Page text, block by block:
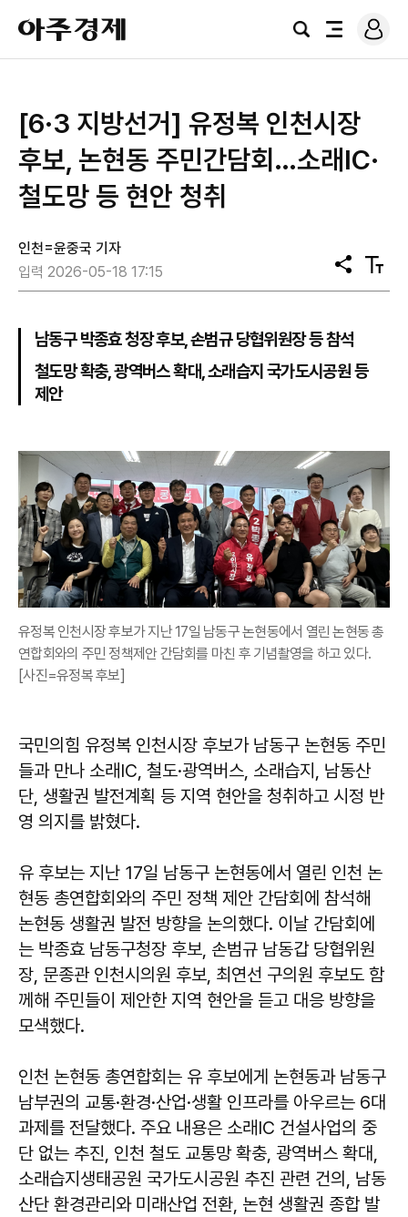
아
주
경
검
전
로
그
[6·3 지방선거] 유정복 인천시장
후보, 논현동 주민간담회…소래IC·
철도망 등 현안 청취
인천=윤중국 기자
입력 2026-05-18 17:15
공
유
텍
스
남동구 박종효 청장 후보, 손범규 당협위원장 등 참석
철도망 확충, 광역버스 확대, 소래습지 국가도시공원 등
제안
유정복 인천시장 후보가 지난 17일 남동구 논현동에서 열린 논현동 총
연합회와의 주민 정책제안 간담회를 마친 후 기념촬영을 하고 있다.
[사진=유정복 후보]
국민의힘 유정복 인천시장 후보가 남동구 논현동 주민
들과 만나 소래IC, 철도·광역버스, 소래습지, 남동산
단, 생활권 발전계획 등 지역 현안을 청취하고 시정 반
영 의지를 밝혔다.
유 후보는 지난 17일 남동구 논현동에서 열린 인천 논
현동 총연합회와의 주민 정책 제안 간담회에 참석해
논현동 생활권 발전 방향을 논의했다. 이날 간담회에
는 박종효 남동구청장 후보, 손범규 남동갑 당협위원
장, 문종관 인천시의원 후보, 최연선 구의원 후보도 함
께해 주민들이 제안한 지역 현안을 듣고 대응 방향을
모색했다.
인천 논현동 총연합회는 유 후보에게 논현동과 남동구
남부권의 교통·환경·산업·생활 인프라를 아우르는 6대
과제를 전달했다. 주요 내용은 소래IC 건설사업의 중
단 없는 추진, 인천 철도 교통망 확충, 광역버스 확대,
소래습지생태공원 국가도시공원 추진 관련 건의, 남동
산단 환경관리와 미래산업 전환, 논현 생활권 종합 발